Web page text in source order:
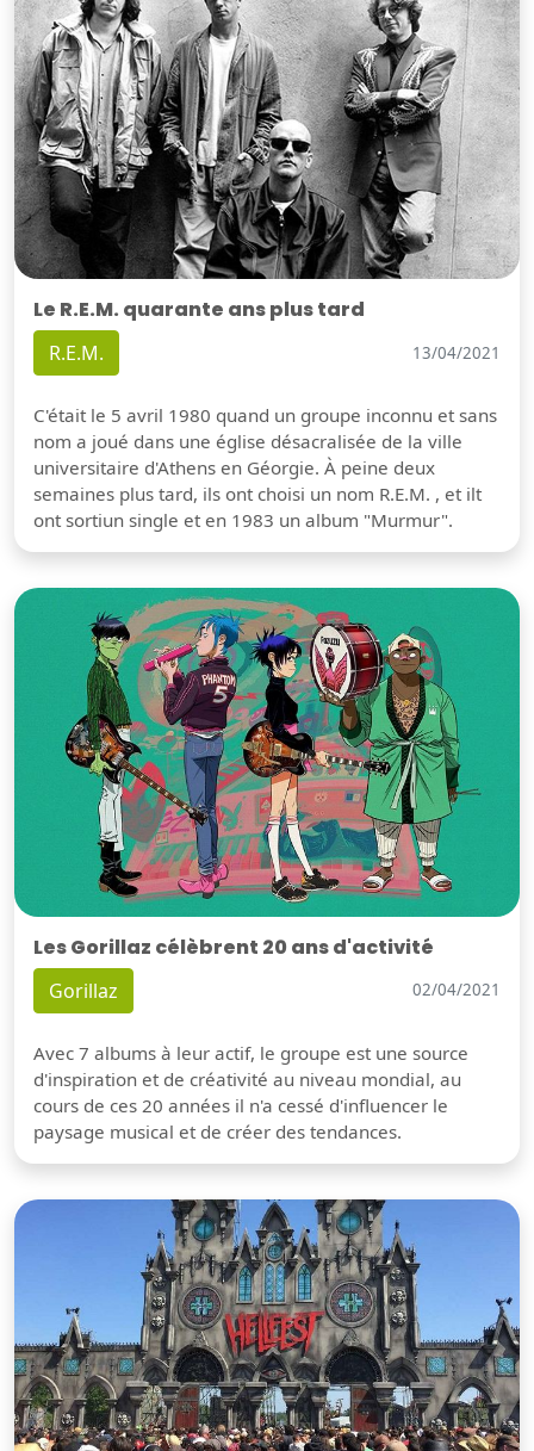
Le R.E.M. quarante ans plus tard
R.E.M. 13/04/2021
C'était le 5 avril 1980 quand un groupe inconnu et sans
nom a joué dans une église désacralisée de la ville
universitaire d'Athens en Géorgie. À peine deux
semaines plus tard, ils ont choisi un nom R.E.M. , et ilt
ont sortiun single et en 1983 un album "Murmur".
Les Gorillaz célèbrent 20 ans d'activité
Gorillaz 02/04/2021
Avec 7 albums à leur actif, le groupe est une source
d'inspiration et de créativité au niveau mondial, au
cours de ces 20 années il n'a cessé d'influencer le
paysage musical et de créer des tendances.